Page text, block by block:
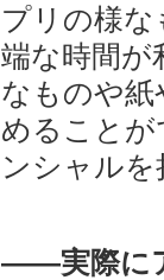
プリの様
端な時間が
なものや紙
めることが
ンシャル
――実際に